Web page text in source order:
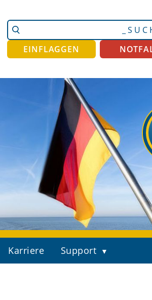
Website
durchsuchen
Erweiterte
Suche…
EINFLAGGEN
Karriere Support